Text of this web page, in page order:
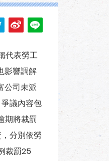
代表勞工
影響調解
公司未派
議內容包
期將裁罰
分別依勞
裁罰25